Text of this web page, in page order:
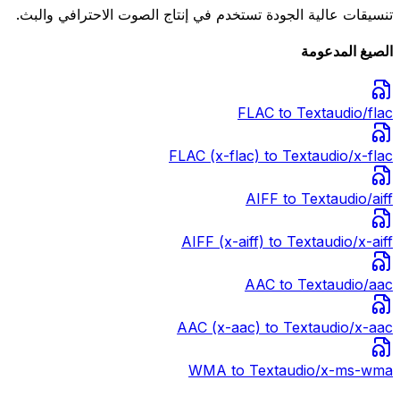
تنسيقات عالية الجودة تستخدم في إنتاج الصوت الاحترافي والبث.
الصيغ المدعومة
FLAC to Textaudio/flac
FLAC (x-flac) to Textaudio/x-flac
AIFF to Textaudio/aiff
AIFF (x-aiff) to Textaudio/x-aiff
AAC to Textaudio/aac
AAC (x-aac) to Textaudio/x-aac
WMA to Textaudio/x-ms-wma